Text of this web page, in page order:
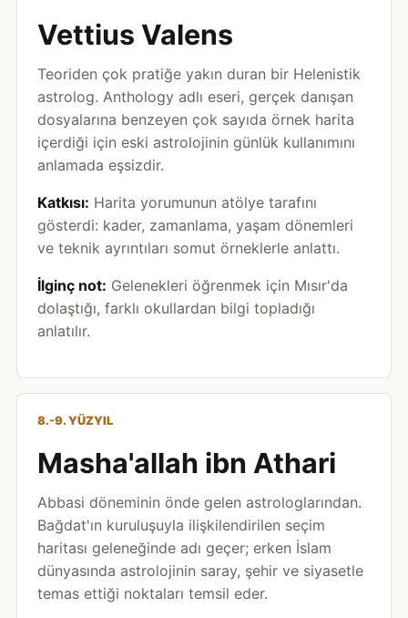
Vettius Valens
Teoriden çok pratiğe yakın duran bir Helenistik
astrolog. Anthology adlı eseri, gerçek danışan
dosyalarına benzeyen çok sayıda örnek harita
içerdiği için eski astrolojinin günlük kullanımını
anlamada eşsizdir.
Katkısı: Harita yorumunun atölye tarafını
gösterdi: kader, zamanlama, yaşam dönemleri
ve teknik ayrıntıları somut örneklerle anlattı.
İlginç not: Gelenekleri öğrenmek için Mısır'da
dolaştığı, farklı okullardan bilgi topladığı
anlatılır.
8.-9. YÜZYIL
Masha'allah ibn Athari
Abbasi döneminin önde gelen astrologlarından.
Bağdat'ın kuruluşuyla ilişkilendirilen seçim
haritası geleneğinde adı geçer; erken İslam
dünyasında astrolojinin saray, şehir ve siyasetle
temas ettiği noktaları temsil eder.